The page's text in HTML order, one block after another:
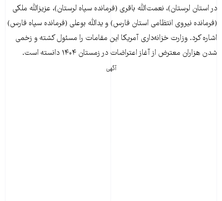
در استان لرستان)، نعمت‌الله باقری (فرمانده سپاه لرستان)، عزیزالله ملکی
(فرمانده نیروی انتظامی استان فارس) و یدالله بوعلی (فرمانده سپاه فارس)
اشاره کرد. وزارت خزانه‌داری آمریکا این مقامات را مسئول کشته و زخمی
شدن هزاران معترض از آغاز اعتراضات در زمستان ۱۴۰۴ دانسته است.
آگهی